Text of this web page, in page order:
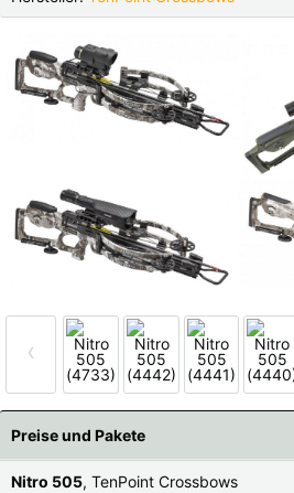
‹
Preise und Pakete
Nitro 505, TenPoint Crossbows
Finnland |€
Italien |€
Lettland |€
Portugal |€
Schweiz |Fr.
Slowenien |€
Tschechien |Kč